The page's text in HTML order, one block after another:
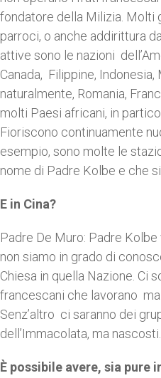
fondatore della Milizia. Molti
parroci, o anche addirittura
attive sono le nazioni
Canada, Filippine, Indonesia,
naturalmente, Romania,
molti Paesi africani, in
Fioriscono continuamente
esempio, sono molte le
nome di Padre Kolbe e che
E in Cina?
Padre De Muro: Padre
non siamo in grado di
Chiesa in quella Nazione. Ci
francescani che lavorano
Senz’altro ci saranno dei
dell’Immacolata, ma nascosti.
È possibile avere, sia pure